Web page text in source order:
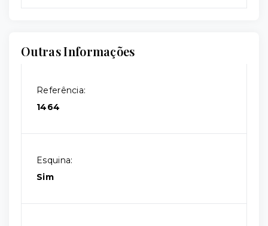
Outras Informações
Referência:
1464
Esquina:
Sim